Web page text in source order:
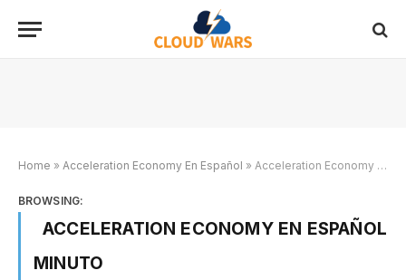
Home » Acceleration Economy En Español » Acceleration Economy en Español Minuto
BROWSING:
ACCELERATION ECONOMY EN ESPAÑOL
MINUTO